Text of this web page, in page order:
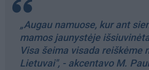
„Augau namuose, kur ant
mamos jaunystėje
Visa šeima visada reiškėme
Lietuvai", - akcentavo M.